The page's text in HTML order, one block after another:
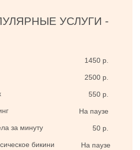
УСЛУГИ -
1450 р.
2500 р.
550 р.
На паузе
за минуту 50 р.
бикини На паузе